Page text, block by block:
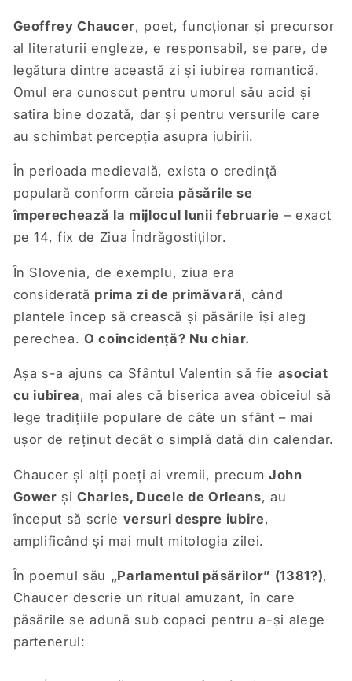
Geoffrey Chaucer, poet, funcționar și precursor
al literaturii engleze, e responsabil, se pare, de
legătura dintre această zi și iubirea romantică.
Omul era cunoscut pentru umorul său acid și
satira bine dozată, dar și pentru versurile care
au schimbat percepția asupra iubirii.
În perioada medievală, exista o credință
populară conform căreia păsările se
împerechează la mijlocul lunii februarie – exact
pe 14, fix de Ziua Îndrăgostiților.
În Slovenia, de exemplu, ziua era
considerată prima zi de primăvară, când
plantele încep să crească și păsările își aleg
perechea. O coincidență? Nu chiar.
Așa s-a ajuns ca Sfântul Valentin să fie asociat
cu iubirea, mai ales că biserica avea obiceiul să
lege tradițiile populare de câte un sfânt – mai
ușor de reținut decât o simplă dată din calendar.
Chaucer și alți poeți ai vremii, precum John
Gower și Charles, Ducele de Orleans, au
început să scrie versuri despre iubire,
amplificând și mai mult mitologia zilei.
În poemul său „Parlamentul păsărilor” (1381?),
Chaucer descrie un ritual amuzant, în care
păsările se adună sub copaci pentru a-și alege
partenerul: